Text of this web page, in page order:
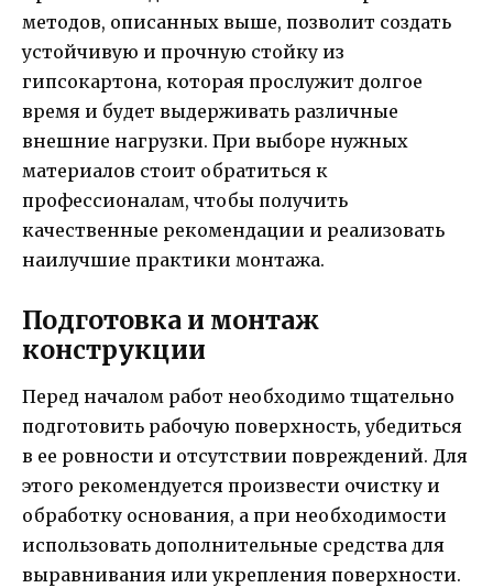
методов, описанных выше, позволит создать
устойчивую и прочную стойку из
гипсокартона, которая прослужит долгое
время и будет выдерживать различные
внешние нагрузки. При выборе нужных
материалов стоит обратиться к
профессионалам, чтобы получить
качественные рекомендации и реализовать
наилучшие практики монтажа.
Подготовка и монтаж
конструкции
Перед началом работ необходимо тщательно
подготовить рабочую поверхность, убедиться
в ее ровности и отсутствии повреждений. Для
этого рекомендуется произвести очистку и
обработку основания, а при необходимости
использовать дополнительные средства для
выравнивания или укрепления поверхности.